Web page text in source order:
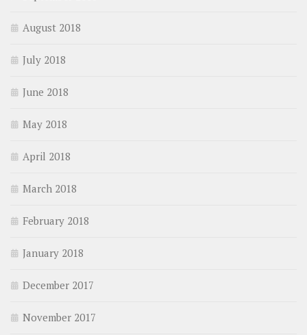
August 2018
July 2018
June 2018
May 2018
April 2018
March 2018
February 2018
January 2018
December 2017
November 2017